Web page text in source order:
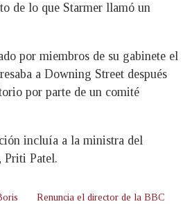
de lo que Starmer llamó un
por miembros de su gabinete el
a Downing Street después
por parte de un comité
incluía a la ministra del
Priti Patel.
Renuncia el director de la BBC